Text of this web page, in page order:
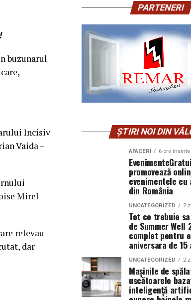
buzunarul
Incisiv
Vaida –
Mirel
relevau
dar
PARTENERI
ȘTIRI NOI DIN
AFACERI 6 ore inainte
promovează
evenimentele
din România
UNCATEGORIZED 2
Tot ce trebuie
de Summer Well
complet pentru
aniversara de 15
UNCATEGORIZED 2
Mașinile de
uscătoarele
inteligență